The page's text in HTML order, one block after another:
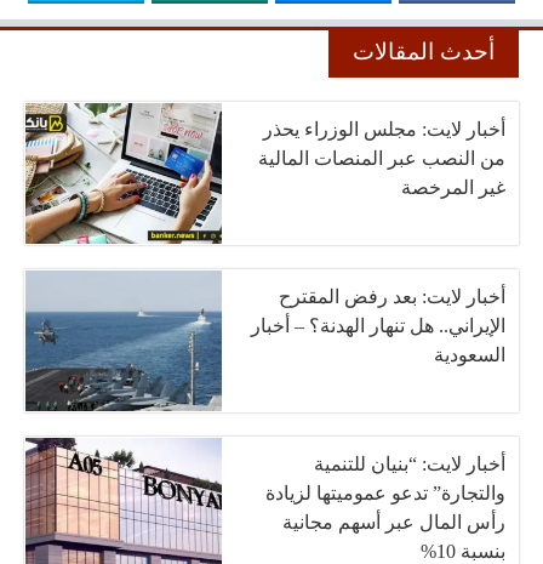
أحدث المقالات
أخبار لايت: مجلس الوزراء يحذر
من النصب عبر المنصات المالية
غير المرخصة
أخبار لايت: بعد رفض المقترح
الإيراني.. هل تنهار الهدنة؟ – أخبار
السعودية
أخبار لايت: “بنيان للتنمية
والتجارة” تدعو عموميتها لزيادة
رأس المال عبر أسهم مجانية
بنسبة 10%